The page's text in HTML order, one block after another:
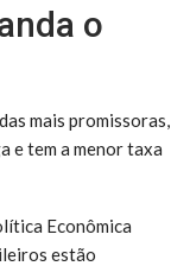
o
mais promissoras,
e tem a menor taxa
Econômica
estão